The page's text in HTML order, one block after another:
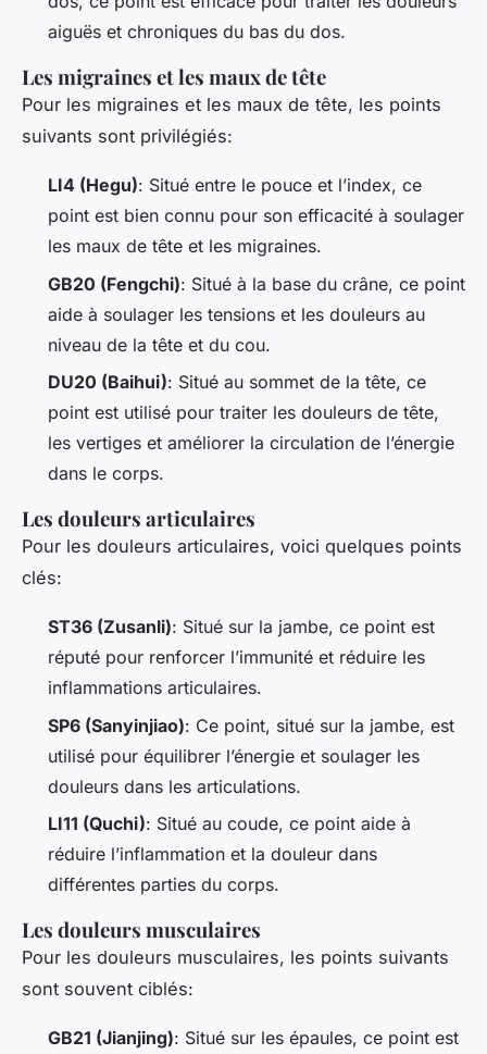
aiguës et chroniques du bas du dos.
Les migraines et les maux de tête
Pour les migraines et les maux de tête, les points
suivants sont privilégiés:
LI4 (Hegu): Situé entre le pouce et l’index, ce
point est bien connu pour son efficacité à soulager
les maux de tête et les migraines.
GB20 (Fengchi): Situé à la base du crâne, ce point
aide à soulager les tensions et les douleurs au
niveau de la tête et du cou.
DU20 (Baihui): Situé au sommet de la tête, ce
point est utilisé pour traiter les douleurs de tête,
les vertiges et améliorer la circulation de l’énergie
dans le corps.
Les douleurs articulaires
Pour les douleurs articulaires, voici quelques points
clés:
ST36 (Zusanli): Situé sur la jambe, ce point est
réputé pour renforcer l’immunité et réduire les
inflammations articulaires.
SP6 (Sanyinjiao): Ce point, situé sur la jambe, est
utilisé pour équilibrer l’énergie et soulager les
douleurs dans les articulations.
LI11 (Quchi): Situé au coude, ce point aide à
réduire l’inflammation et la douleur dans
différentes parties du corps.
Les douleurs musculaires
Pour les douleurs musculaires, les points suivants
sont souvent ciblés:
GB21 (Jianjing): Situé sur les épaules, ce point est